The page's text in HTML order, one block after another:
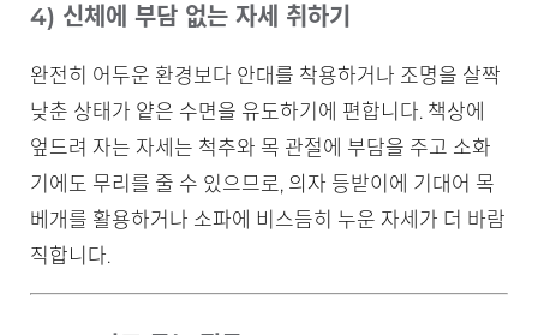
4) 신체에 부담 없는 자세 취하기
완전히 어두운 환경보다 안대를 착용하거나 조명을 살짝
낮춘 상태가 얕은 수면을 유도하기에 편합니다. 책상에
엎드려 자는 자세는 척추와 목 관절에 부담을 주고 소화
기에도 무리를 줄 수 있으므로, 의자 등받이에 기대어 목
베개를 활용하거나 소파에 비스듬히 누운 자세가 더 바람
직합니다.